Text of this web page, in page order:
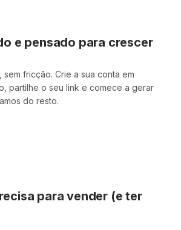
e pensado para crescer
fricção. Crie a sua conta em
partilhe o seu link e comece a gerar
do resto.
para vender (e ter